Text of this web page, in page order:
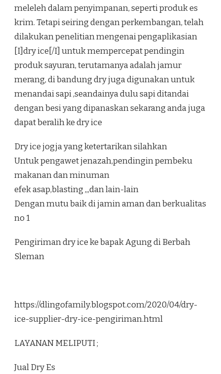
meleleh dalam penyimpanan, seperti produk es
krim. Tetapi seiring dengan perkembangan, telah
dilakukan penelitian mengenai pengaplikasian
[I]dry ice[/I] untuk mempercepat pendingin
produk sayuran, terutamanya adalah jamur
merang, di bandung dry juga digunakan untuk
menandai sapi ,seandainya dulu sapi ditandai
dengan besi yang dipanaskan sekarang anda juga
dapat beralih ke dry ice
Dry ice jogja yang ketertarikan silahkan
Untuk pengawet jenazah,pendingin pembeku
makanan dan minuman
efek asap,blasting ,,,dan lain-lain
Dengan mutu baik di jamin aman dan berkualitas
no 1
Pengiriman dry ice ke bapak Agung di Berbah
Sleman
https://dlingofamily.blogspot.com/2020/04/dry-
ice-supplier-dry-ice-pengiriman.html
LAYANAN MELIPUTI ;
Jual Dry Es